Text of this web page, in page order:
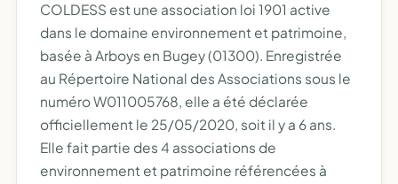
COLDESS est une association loi 1901 active
dans le domaine environnement et patrimoine,
basée à Arboys en Bugey (01300). Enregistrée
au Répertoire National des Associations sous le
numéro W011005768, elle a été déclarée
officiellement le 25/05/2020, soit il y a 6 ans.
Elle fait partie des 4 associations de
environnement et patrimoine référencées à